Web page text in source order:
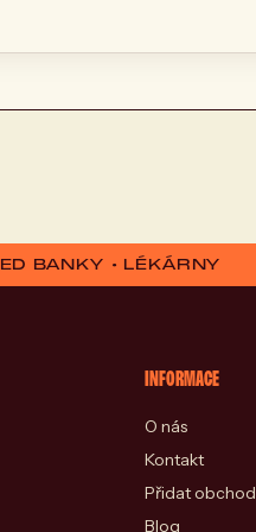
BANKY • LÉKÁRNY
INFORMACE
O nás
Kontakt
Přidat obchod
Blog